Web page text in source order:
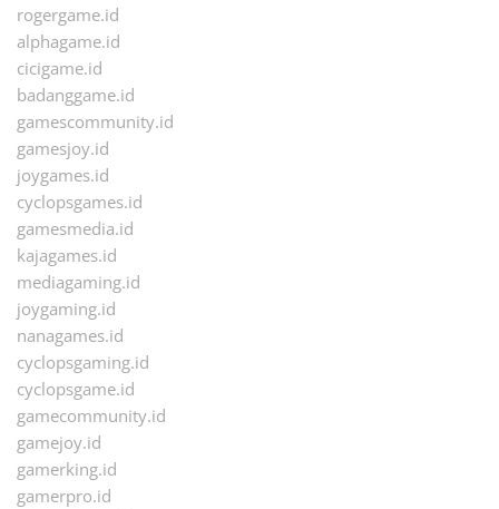
rogergame.id
alphagame.id
cicigame.id
badanggame.id
gamescommunity.id
gamesjoy.id
joygames.id
cyclopsgames.id
gamesmedia.id
kajagames.id
mediagaming.id
joygaming.id
nanagames.id
cyclopsgaming.id
cyclopsgame.id
gamecommunity.id
gamejoy.id
gamerking.id
gamerpro.id